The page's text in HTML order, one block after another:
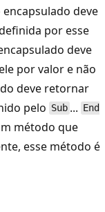
deve
por esse
deve
por valor e não
deve retornar
pelo Sub... End
método que
esse método é